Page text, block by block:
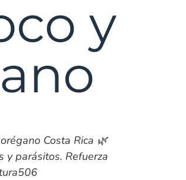
y
Costa Rica 🌿
y parásitos. Refuerza